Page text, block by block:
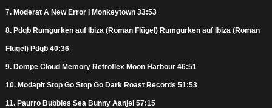
7. Moderat A New Error I Monkeytown 33:53
8. Pdqb Rumgurken auf Ibiza (Roman Flügel) Rumgurken auf Ibiza (Roman
Flügel) Pdqb 40:36
9. Dompe Cloud Memory Retroflex Moon Harbour 46:51
10. Modapit Stop Go Stop Go Dark Roast Records 51:53
11. Paurro Bubbles Sea Bunny Aanjel 57:15